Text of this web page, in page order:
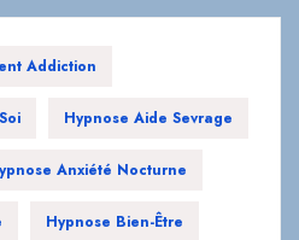
Addiction
Hypnose Aide Sevrage
Anxiété Nocturne
Hypnose Bien-Être